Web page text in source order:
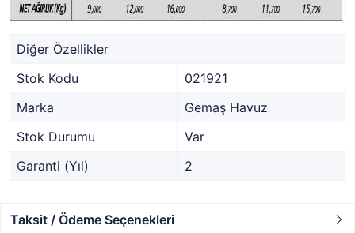
Diğer Özellikler
Stok Kodu
021921
Marka
Gemaş Havuz
Stok Durumu
Var
Garanti (Yıl)
2
Taksit / Ödeme Seçenekleri